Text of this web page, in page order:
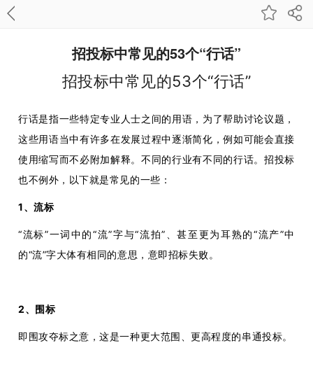
招投标中常见的53个“行话”
招投标中常见的53个“行话”
行话是指一些特定专业人士之间的用语，为了帮助讨论议题，
这些用语当中有许多在发展过程中逐渐简化，例如可能会直接
使用缩写而不必附加解释。不同的行业有不同的行话。招投标
也不例外，以下就是常见的一些：
1、流标
“流标”一词中的“流”字与“流拍”、甚至更为耳熟的“流产”中
的“流”字大体有相同的意思，意即招标失败。
2、围标
即围攻夺标之意，这是一种更大范围、更高程度的串通投标。